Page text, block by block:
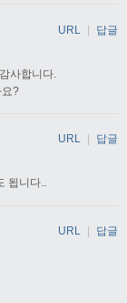
사합니다.
요?
URL | 답글
됩니다..
URL 답글
URL 답글